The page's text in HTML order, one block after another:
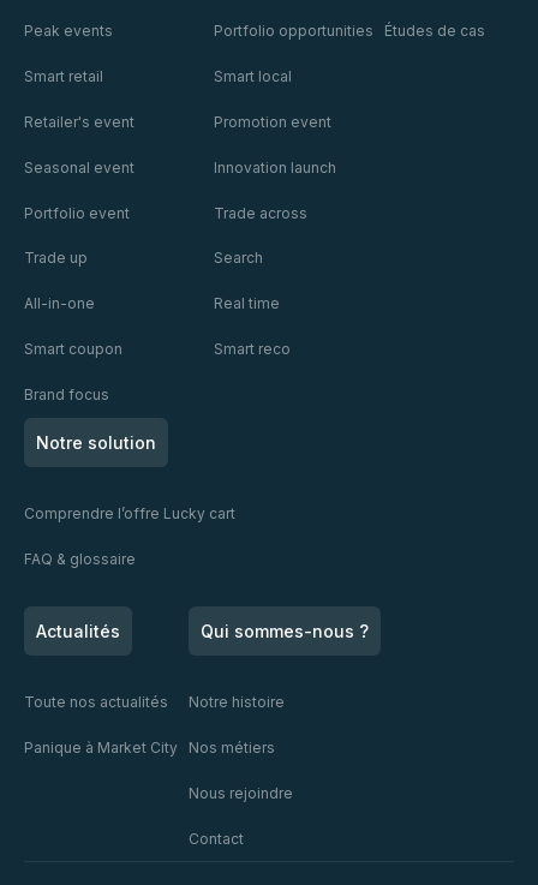
Peak events Portfolio opportunities
Smart retail Smart local
Retailer's event Promotion event
Seasonal event Innovation launch
Portfolio event Trade across
Trade up Search
All-in-one Real time
Smart coupon Smart reco
Brand focus
Études de cas
Notre solution
Comprendre l’offre Lucky cart
FAQ & glossaire
Actualités
Toute nos actualités
Panique à Market City
Qui sommes-nous ?
Notre histoire
Nos métiers
Nous rejoindre
Contact